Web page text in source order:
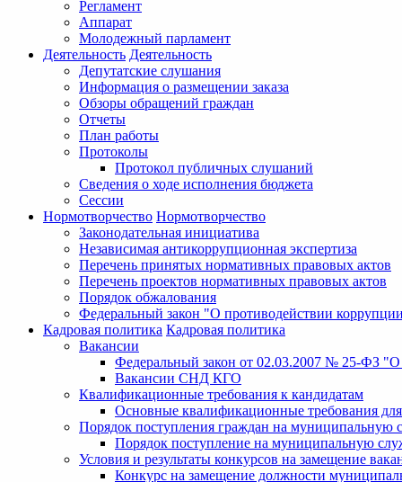
Регламент
Аппарат
Молодежный парламент
Деятельность Деятельность
Депутатские слушания
Информация о размещении заказа
Обзоры обращений граждан
Отчеты
План работы
Протоколы
Протокол публичных слушаний
Сведения о ходе исполнения бюджета
Сессии
Нормотворчество Нормотворчество
Законодательная инициатива
Независимая антикоррупционная экспертиза
Перечень принятых нормативных правовых актов
Перечень проектов нормативных правовых актов
Порядок обжалования
Федеральный закон "О противодействии
Кадровая политика Кадровая политика
Вакансии
Федеральный закон от 02.03.2007 № 25-ФЗ
Вакансии СНД КГО
Квалификационные требования к кандидатам
Основные квалификационные требования
Порядок поступления граждан на муниципальную
Порядок поступление на муниципальную
Условия и результаты конкурсов на замещение
Конкурс на замещение должности